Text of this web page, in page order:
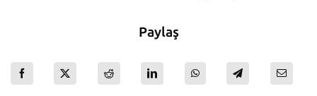
Paylaş